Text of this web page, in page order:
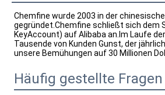
Chemfine wurde 2003 in der
gegründet.Chemfine schließt sich dem
KeyAccount) auf Alibaba an.Im Laufe
Tausende von Kunden Gunst, der
unsere Bemühungen auf 30 Millionen
Häufig gestellte Fragen